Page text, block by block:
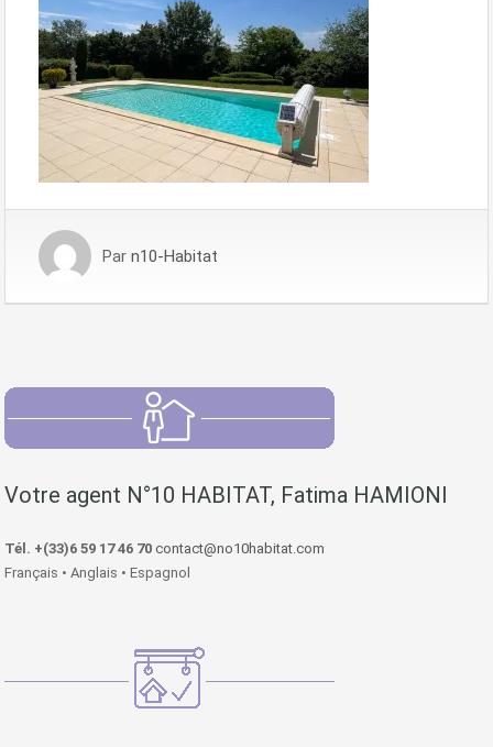
Par n10-Habitat
Votre agent N°10 HABITAT, Fatima HAMIONI
Tél. +(33)6 59 17 46 70 contact@no10habitat.com
Français • Anglais • Espagnol